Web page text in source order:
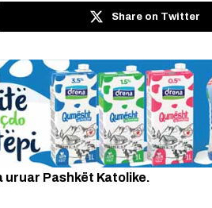
Share on Twitter
uruar Pashkët Katolike.